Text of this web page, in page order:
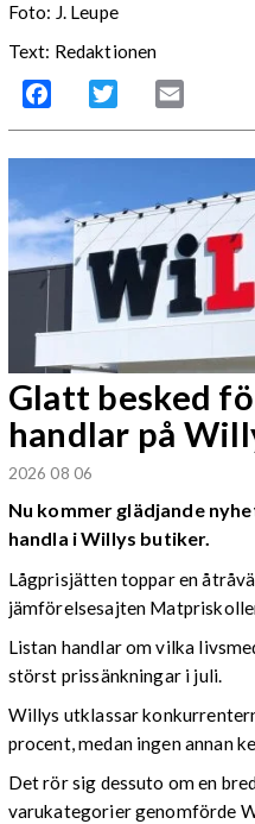
Foto: J. Leupe
Text: Redaktionen
Facebook Twitter
Glatt besked
handlar på
2026 08 06
Nu kommer glädjande
handla i Willys butiker.
Lågprisjätten toppar en
jämförelsesajten
Listan handlar om vilka
störst prissänkningar i juli.
Willys utklassar
procent, medan ingen annan
Det rör sig dessuto om en
varukategorier genomförde